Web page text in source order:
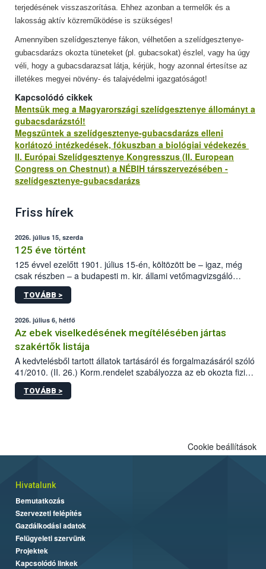
terjedésének visszaszorítása. Ehhez azonban a termelők és a
lakosság aktív közreműködése is szükséges!
Amennyiben szelídgesztenye fákon, vélhetően a szelídgesztenye-
gubacsdarázs okozta tüneteket (pl. gubacsokat) észlel, vagy ha úgy
véli, hogy a gubacsdarazsat látja, kérjük, hogy azonnal értesítse az
illetékes megyei növény- és talajvédelmi igazgatóságot!
Kapcsolódó cikkek
Mentsük meg a Magyarországi szelídgesztenye állományt a
gubacsdarázstól!
Megszűntek a szelídgesztenye-gubacsdarázs elleni
korlátozó intézkedések, fókuszban a biológiai védekezés
II. Európai Szelídgesztenye Kongresszus (II. European
Congress on Chestnut) a NÉBIH társszervezésében -
szelídgesztenye-gubacsdarázs
Friss hírek
2026. július 15, szerda
125 éve történt
125 évvel ezelőtt 1901. július 15-én, költözött be – igaz, még
csak részben – a budapesti m. kir. állami vetőmagvizsgáló
állomás a Kis Rókus utca 15. szám alatti, Czigler Győző által
tervezett új épületébe.
TOVÁBB >
2026. július 6, hétfő
Az ebek viselkedésének megítélésében jártas
szakértők listája
A kedvtelésből tartott állatok tartásáról és forgalmazásáról szóló
41/2010. (II. 26.) Korm.rendelet szabályozza az eb okozta fizikai
sérülés, illetve ennek veszélye keletkezésekor felmerülő
hatósági feladatokat, valamint a veszélyes eb tartását és annak
TOVÁBB >
Cookie beállítások
Hivatalunk
Bemutatkozás
Szervezeti felépítés
Gazdálkodási adatok
Felügyeleti szervünk
Projektek
Kapcsolódó linkek